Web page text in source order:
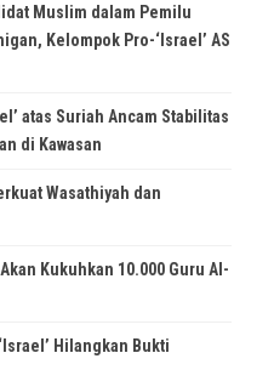
Muslim dalam Pemilu
Kelompok Pro-‘Israel’ AS
atas Suriah Ancam Stabilitas
di Kawasan
Wasathiyah dan
Kukuhkan 10.000 Guru Al-
Hilangkan Bukti